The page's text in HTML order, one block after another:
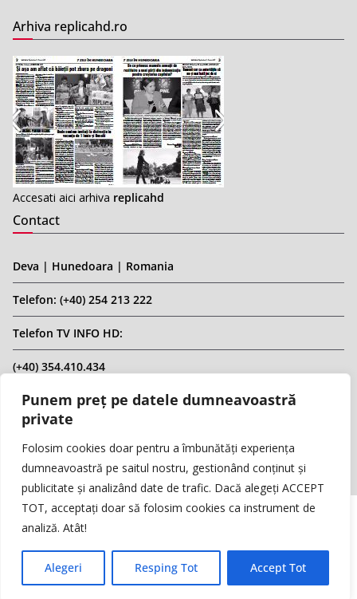
Punem preț pe datele dumneavoastră
private
Folosim cookies doar pentru a îmbunătăți experiența
dumneavoastră pe saitul nostru, gestionând conținut și
publicitate și analizând date de trafic. Dacă alegeți ACCEPT
TOT, acceptați doar să folosim cookies ca instrument de
analiză. Atât!
Alegeri Resping Tot Accept Tot
Arhiva replicahd.ro
Accesati aici arhiva replicahd
Contact
Deva | Hunedoara | Romania
Telefon: (+40) 254 213 222
Telefon TV INFO HD:
(+40) 354.410.434
Email: infohd20@gmail.com
Website: www.replicahd.ro